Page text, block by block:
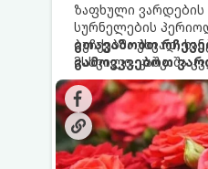
ზაფხული ვარდების
სურნელების
ბუჩქებმა უხვად,
მსხვილი, კაშკაშა
რეგულარული და
სჭირდებათ.
მოთხოვნილებები
მნიშვნელოვანია
გამოიყენება ამ
გთავაზობთ
გამოვკვებოთ
საუკეთესო